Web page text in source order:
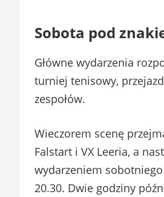
Sobota pod
Główne wydarzenia
turniej tenisowy,
zespołów.
Wieczorem scenę
Falstart i VX Leeria, a
wydarzeniem
20.30. Dwie godziny